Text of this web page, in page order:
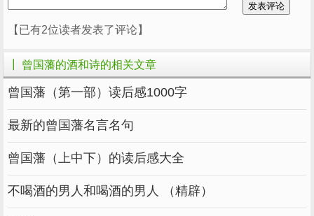
后，闲谈中说了不少游言。因此，这一天曾国藩
反省颇多：“座间，闻人得别敬，心为之动。昨
利之心至形诸梦寐，何以卑鄙若此！方欲痛自湔
洗，而本日闻言尚怦然欲动，真可谓下流
矣！”清苦的翰林生活曾国藩能忍受，但酒一入
口便不免闻利心动，心性较高的曾国藩顿感卑
鄙，这番省思当属很深刻了，然而，尽管如此，
过二天又旧病复发。
他赴何绍基“饮约”，他又反省自己“座间太随
【已有2位读者发表了评论】
┃ 曾国藩的酒和诗的相关文章
曾国藩（第一部）读后感1000字
最新的曾国藩名言名句
曾国藩（上中下）的读后感大全
不喝酒的男人和喝酒的男人 （精辟）